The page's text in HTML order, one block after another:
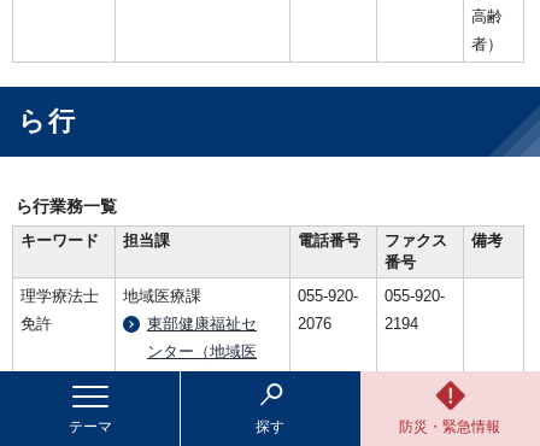
高齢
者）
ら行
ら行業務一覧
キーワード
担当課 電話番号
ファクス
番号
備考
理学療法士
免許
地域医療課
東部健康福祉セ
ンター（地域医
055-920-
2076
055-920-
2194
リサイクル 055-920-
テーマ 探す 防災・緊急情報